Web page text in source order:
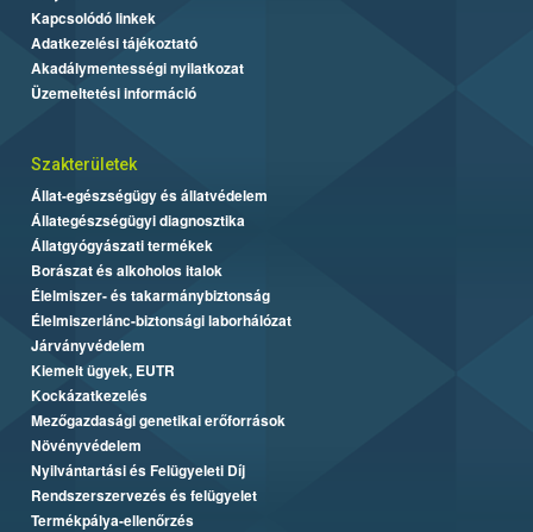
Kapcsolódó linkek
Adatkezelési tájékoztató
Akadálymentességi nyilatkozat
Üzemeltetési információ
Szakterületek
Állat-egészségügy és állatvédelem
Állategészségügyi diagnosztika
Állatgyógyászati termékek
Borászat és alkoholos italok
Élelmiszer- és takarmánybiztonság
Élelmiszerlánc-biztonsági laborhálózat
Járványvédelem
Kiemelt ügyek, EUTR
Kockázatkezelés
Mezőgazdasági genetikai erőforrások
Növényvédelem
Nyilvántartási és Felügyeleti Díj
Rendszerszervezés és felügyelet
Termékpálya-ellenőrzés